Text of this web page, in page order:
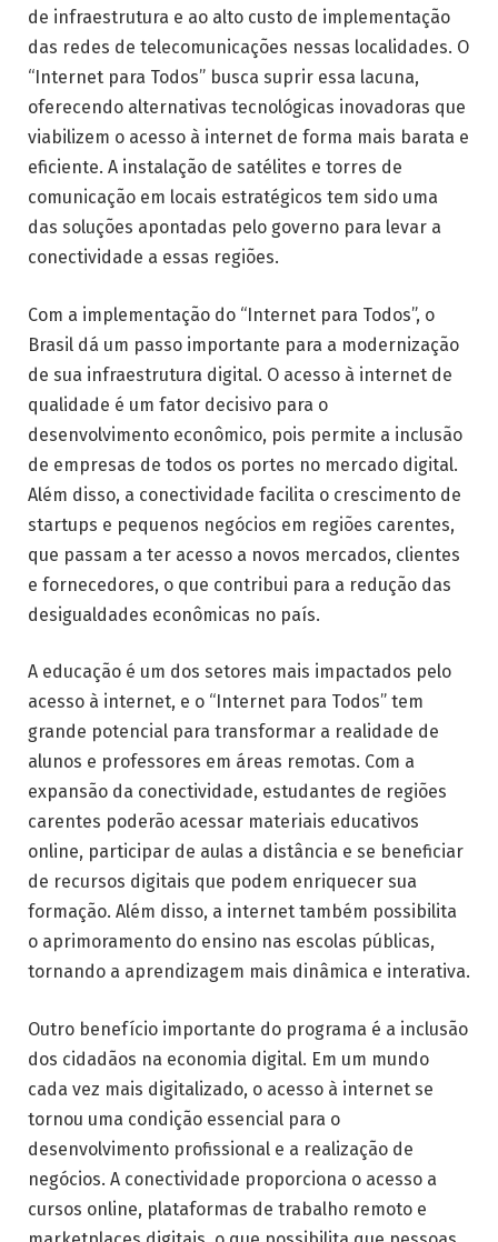
de infraestrutura e ao alto custo de implementação
das redes de telecomunicações nessas localidades. O
“Internet para Todos” busca suprir essa lacuna,
oferecendo alternativas tecnológicas inovadoras que
viabilizem o acesso à internet de forma mais barata e
eficiente. A instalação de satélites e torres de
comunicação em locais estratégicos tem sido uma
das soluções apontadas pelo governo para levar a
conectividade a essas regiões.
Com a implementação do “Internet para Todos”, o
Brasil dá um passo importante para a modernização
de sua infraestrutura digital. O acesso à internet de
qualidade é um fator decisivo para o
desenvolvimento econômico, pois permite a inclusão
de empresas de todos os portes no mercado digital.
Além disso, a conectividade facilita o crescimento de
startups e pequenos negócios em regiões carentes,
que passam a ter acesso a novos mercados, clientes
e fornecedores, o que contribui para a redução das
desigualdades econômicas no país.
A educação é um dos setores mais impactados pelo
acesso à internet, e o “Internet para Todos” tem
grande potencial para transformar a realidade de
alunos e professores em áreas remotas. Com a
expansão da conectividade, estudantes de regiões
carentes poderão acessar materiais educativos
online, participar de aulas a distância e se beneficiar
de recursos digitais que podem enriquecer sua
formação. Além disso, a internet também possibilita
o aprimoramento do ensino nas escolas públicas,
tornando a aprendizagem mais dinâmica e interativa.
Outro benefício importante do programa é a inclusão
dos cidadãos na economia digital. Em um mundo
cada vez mais digitalizado, o acesso à internet se
tornou uma condição essencial para o
desenvolvimento profissional e a realização de
negócios. A conectividade proporciona o acesso a
cursos online, plataformas de trabalho remoto e